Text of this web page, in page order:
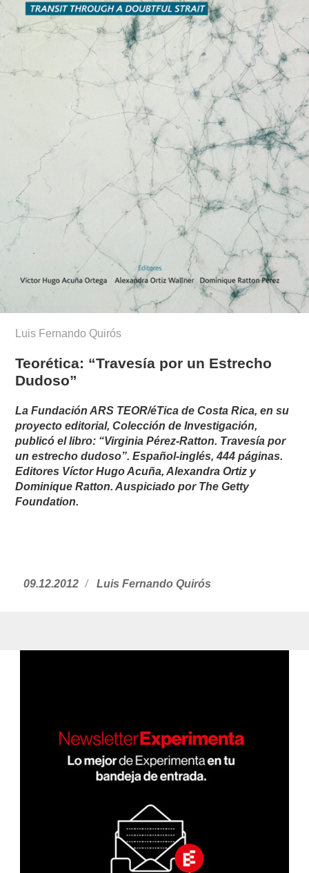
Luis Fernando Quirós
Teorética: “Travesía por un Estrecho
Dudoso”
La Fundación ARS TEOR/éTica de Costa Rica, en su
proyecto editorial, Colección de Investigación,
publicó el libro: “Virginia Pérez-Ratton. Travesía por
un estrecho dudoso”. Español-inglés, 444 páginas.
Editores Víctor Hugo Acuña, Alexandra Ortiz y
Dominique Ratton. Auspiciado por The Getty
Foundation.
Publicado
09.12.2012
https://www.experimenta.es/author/luis-
Luis Fernando Quirós